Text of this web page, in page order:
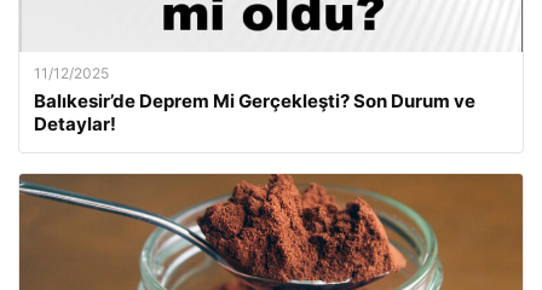
11/12/2025
Balıkesir’de Deprem Mi Gerçekleşti? Son Durum ve
Detaylar!